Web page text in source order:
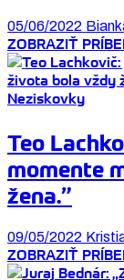
05/06/2022
ZOBRAZIŤ
Neziskovky
Teo
momente
žena.”
09/05/2022
ZOBRAZIŤ